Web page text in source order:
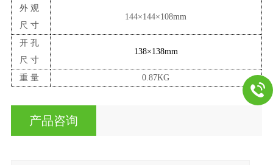
外观
尺寸
144×144×108mm
开孔
尺寸
138×138mm
重量 0.87KG
产品咨询